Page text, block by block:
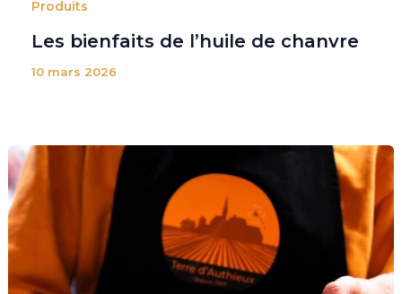
Produits
Les bienfaits de l’huile de chanvre
10 mars 2026